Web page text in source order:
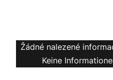
Žádné nalezené
Keine